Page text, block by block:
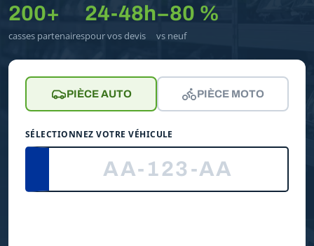
200+
casses partenaires
24-48h
pour vos devis
−80 %
vs neuf
PIÈCE AUTO PIÈCE MOTO
SÉLECTIONNEZ VOTRE VÉHICULE